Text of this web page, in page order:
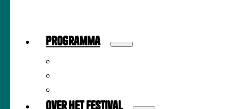
Programma
Over het festival